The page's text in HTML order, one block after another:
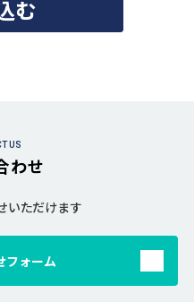
US
わせ
いただけます
フォーム